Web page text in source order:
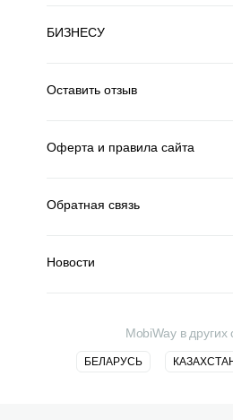
БИЗНЕСУ
Оставить отзыв
Оферта и правила сайта
Обратная связь
Новости
MobiWay в других
БЕЛАРУСЬ